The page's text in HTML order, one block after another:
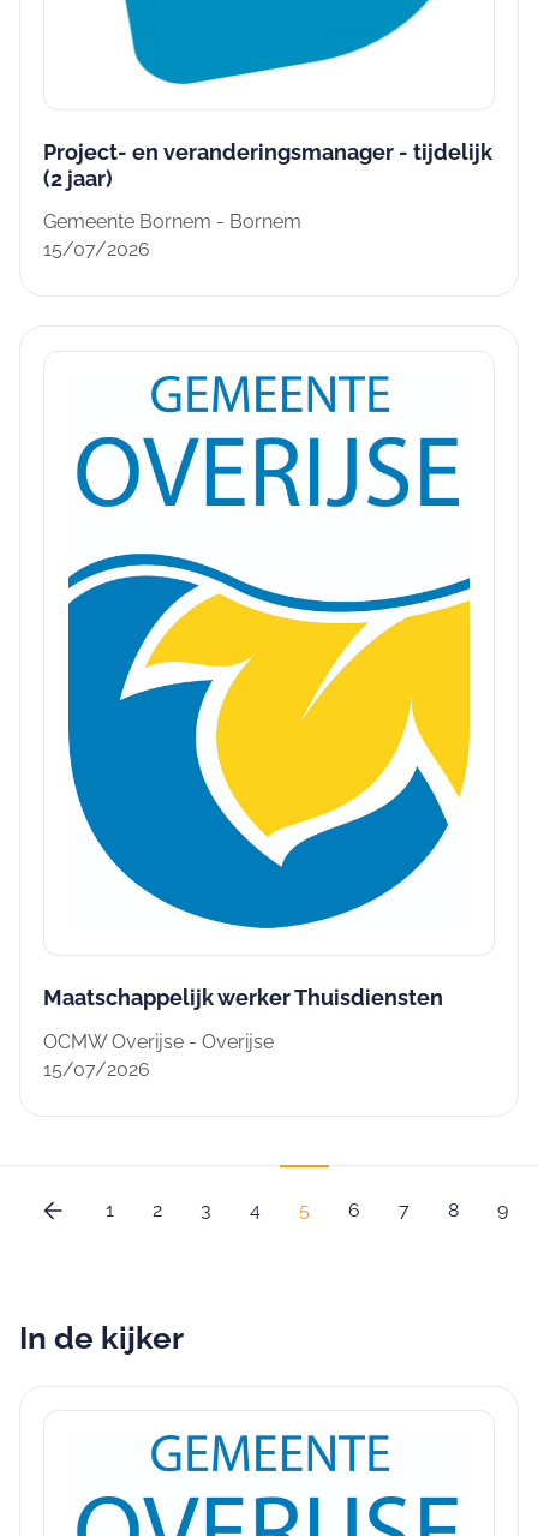
Project- en veranderingsmanager - tijdelijk
(2 jaar)
Gemeente Bornem - Bornem
15/07/2026
Maatschappelijk werker Thuisdiensten
OCMW Overijse - Overijse
15/07/2026
arrow_back 1 2 3 4 5 6 7 8 9
In de kijker